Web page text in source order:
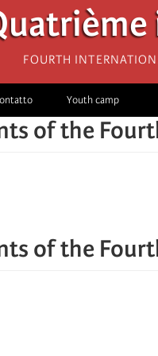
Fourth
Youth camp
of the
of the